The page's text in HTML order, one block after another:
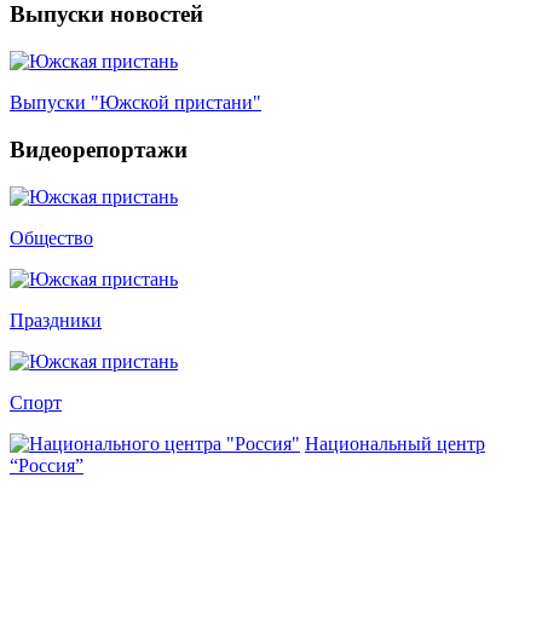
Выпуски новостей
Выпуски "Южской пристани"
Видеорепортажи
Общество
Праздники
Спорт
Национальный центр
“Россия”